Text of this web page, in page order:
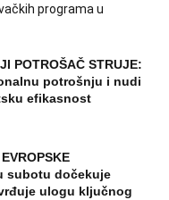
programa u
POTROŠAČ STRUJE:
potrošnju i nudi
efikasnost
subotu dočekuje
ulogu ključnog